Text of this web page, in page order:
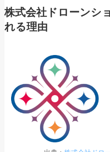
株式会社ドローンシ
れる理由